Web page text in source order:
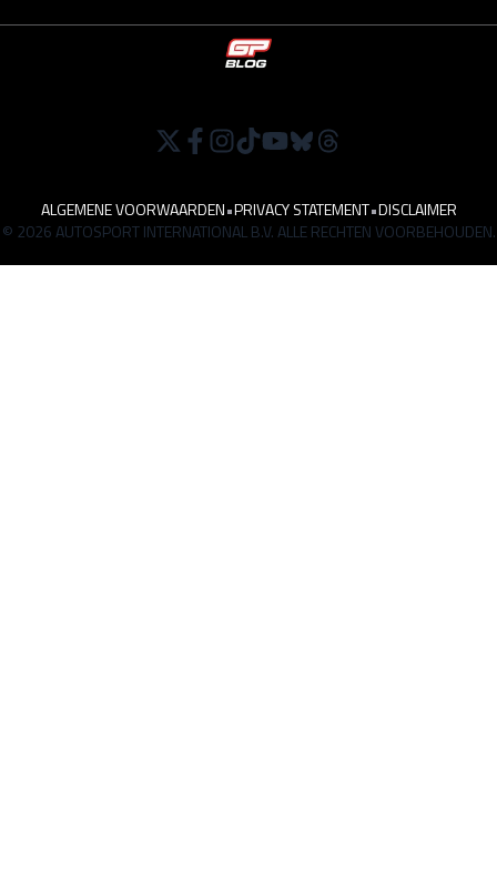
ALGEMENE VOORWAARDEN•PRIVACY STATEMENT•DISCLAIMER
© 2026 AUTOSPORT INTERNATIONAL B.V. ALLE RECHTEN VOORBEHOUDEN.